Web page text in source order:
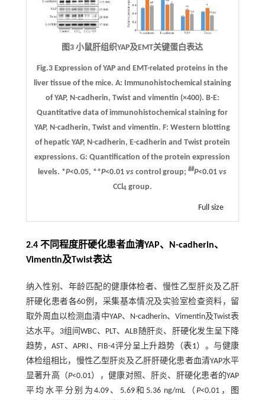
图3 小鼠肝组织YAP及EMT关键蛋白表达
Fig.3 Expression of YAP and EMT-related proteins in the
liver tissue of the mice. A: Immunohistochemical staining
of YAP, N-cadherin, Twist and vimentin (×400). B-E:
Quantitative data of immunohistochemical staining for
YAP, N-cadherin, Twist and vimentin. F: Western blotting
of hepatic YAP, N-cadherin, E-cadherin and Twist protein
expressions.G: Quantification of the protein expression
levels. *P<0.05, **P<0.01vs control group;##P<0.01vs
CCl 4group.
Full size
2.4 不同程度肝硬化患者血清YAP、N-cadherin、
Vimentin及Twist表达
纳入性别、年龄匹配的健康体检者、慢性乙型肝炎及乙肝
肝硬化患者各60例，采集基本情况及实验室检查资料，留
取外周血以检测血清中YAP、N-cadherin、Vimentin及Twist表
达水平。3组间WBC、PLT、ALB随肝炎、肝硬化发生呈下降
趋势，AST、APRI、FIB-4评分呈上升趋势（表1）。与健康
体检组相比，慢性乙型肝炎及乙肝肝硬化患者血清YAP水平
显著升高（P<0.01），健康对照、肝炎、肝硬化患者的YAP
平均水平分别为4.09、5.69和5.36 ng/mL（P<0.01，
图